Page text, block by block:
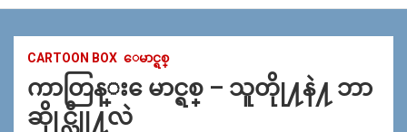
CARTOON BOX ေမာင္ရစ္
ကာတြန္း ေမာင္ရစ္ – သူတိုု႔နဲ႔ ဘာ
ဆိုုင္လိုု႔လဲ